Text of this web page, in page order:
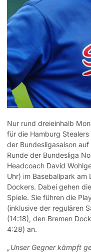
Nur rund dreieinhalb
für die Hamburg
der Bundesligasaison
Runde der Bundesliga
Headcoach David
Uhr) im Baseballpark am
Dockers. Dabei gehen
Spiele. Sie führen die
(inklusive der regulären
(14:18), den Bremen
4:28) an.
„Unser Gegner kämpft